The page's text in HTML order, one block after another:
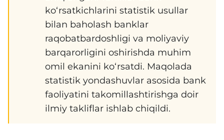
ko‘rsatkichlarini statistik usullar
bilan baholash banklar
raqobatbardoshligi va moliyaviy
barqarorligini oshirishda muhim
omil ekanini ko‘rsatdi. Maqolada
statistik yondashuvlar asosida bank
faoliyatini takomillashtirishga doir
ilmiy takliflar ishlab chiqildi.